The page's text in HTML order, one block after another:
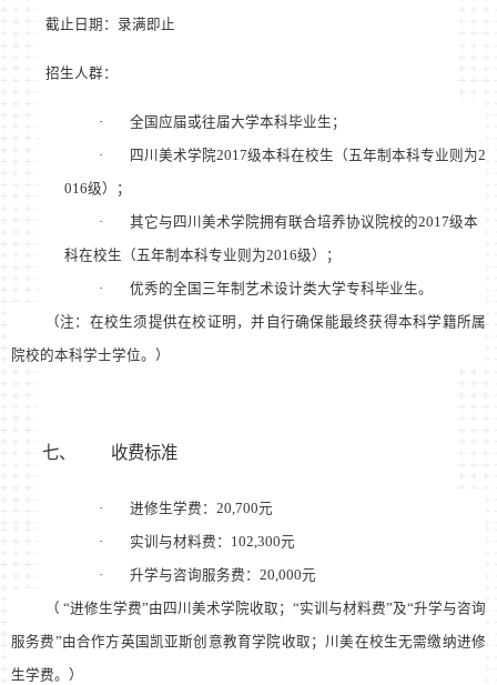
截止日期：录满即止
招生人群：
· 全国应届或往届大学本科毕业生；
· 四川美术学院2017级本科在校生（五年制本科专业则为2
016级）；
· 其它与四川美术学院拥有联合培养协议院校的2017级本
科在校生（五年制本科专业则为2016级）；
· 优秀的全国三年制艺术设计类大学专科毕业生。
（注：在校生须提供在校证明，并自行确保能最终获得本科学籍所属
院校的本科学士学位。）
七、 收费标准
· 进修生学费： 20,700元
· 实训与材料费： 102,300元
· 升学与咨询服务费： 20,000元
（ “进修生学费”由四川美术学院收取； “实训与材料费”及“升学与咨询
服务费”由合作方英国凯亚斯创意教育学院收取；川美在校生无需缴纳进修
生学费。）